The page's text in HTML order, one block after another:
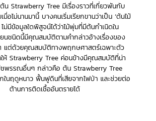
น Strawberry Tree มีเรื่องราวที่เกี่ยวพันกับ
มื่อไม่นานมานี้ บางคนเริ่มเรียกขานว่าเป็น ‘ต้นไม้
ไม่มีข้อมูลใดพิสูจน์ได้ว่าไม้พุ่มที่มีต้นกำเนิดใน
ยนชนิดนี้มีคุณสมบัติตามคำกล่าวอ้างเรื่องของ
แต่ด้วยคุณสมบัติทางพฤกษศาสตร์เฉพาะตัว
ให้ Strawberry Tree ค่อนข้างมีคุณสมบัติที่น่า
ชพรรณอื่นๆ กล่าวคือ ต้น Strawberry Tree
ในฤดูหนาว ฟื้นฟูดินที่เสียจากไฟป่า และช่วยต่อ
ต้านการติดเชื้ออันตรายได้